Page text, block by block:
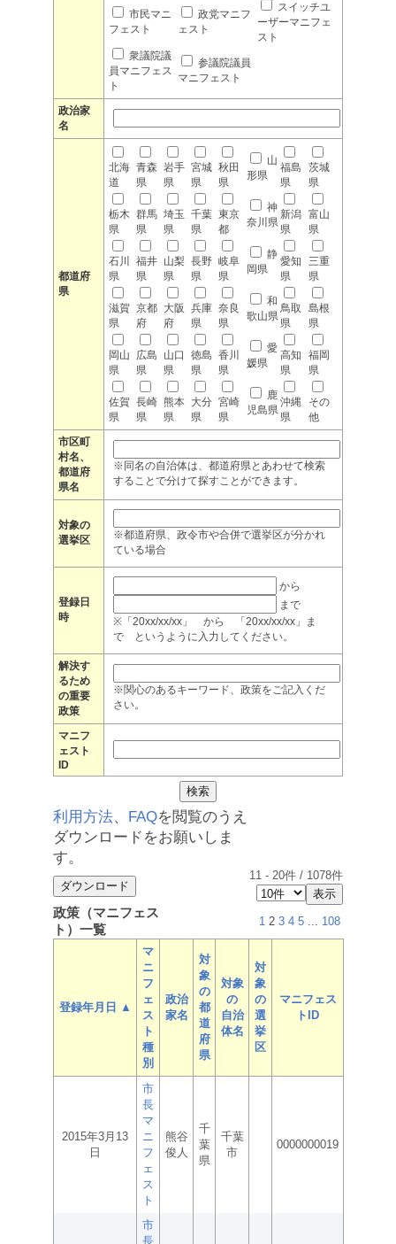
市民マニ
フェスト
政党マニフ
ェスト
スイッチユ
ーザーマニフェ
スト
衆議院議
員マニフェス
ト
参議院議員
マニフェスト
政治家
名
都道府
県
北海
道
青森
県
岩手
県
宮城
県
秋田
県
山
形県
福島
県
茨城
県
栃木
県
群馬
県
埼玉
県
千葉
県
東京
都
神
奈川県
新潟
県
富山
県
石川
県
福井
県
山梨
県
長野
県
岐阜
県
静
岡県
愛知
県
三重
県
滋賀
県
京都
府
大阪
府
兵庫
県
奈良
県
和
歌山県
鳥取
県
島根
県
岡山
県
広島
県
山口
県
徳島
県
香川
県
愛
媛県
高知
県
福岡
県
佐賀
県
長崎
県
熊本
県
大分
県
宮崎
県
鹿
児島県
沖縄
県
その
他
市区町
村名、
都道府
県名
※同名の自治体は、都道府県とあわせて検索
することで分けて探すことができます。
対象の
選挙区
※都道府県、政令市や合併で選挙区が分かれ
ている場合
登録日
時
から
まで
※「20xx/xx/xx」 から 「20xx/xx/xx」ま
で というように入力してください。
解決す
るため
の重要
政策
※関心のあるキーワード、政策をご記入くだ
さい。
マニフ
ェスト
ID
利用方法、 FAQを閲覧のうえ
ダウンロードをお願いしま
す。
11 - 20件 / 1078件
政策（マニフェス
ト）一覧
1 2 3 4 5 ... 108
登録年月日 ▲
マ
ニ
フ
ェ
ス
ト
種
別
政治
家名
対
象
の
都
道
府
県
対象
の
自治
体名
対
象
の
選
挙
区
マニフェス
トID
2015年3月13
日
市
長
マ
ニ
フ
ェ
ス
ト
熊谷
俊人
千
葉
県
千葉
市
0000000019
市
長